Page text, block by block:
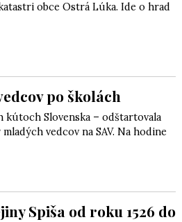
obce Ostrá Lúka. Ide o hrad
po školách
kútoch Slovenska – odštartovala
vedcov na SAV. Na hodine
Spiša od roku 1526 do